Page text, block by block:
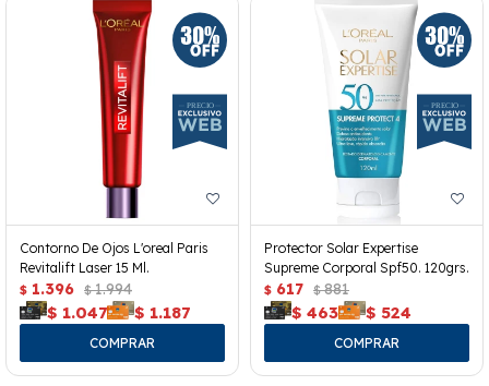
Contorno De Ojos L'oreal Paris
Revitalift Laser 15 Ml.
$ 1.396 $ 1.994
$ 1.047 $ 1.187
Protector Solar Expertise
Supreme Corporal Spf50. 120grs.
$ 617 $ 881
$ 463 $ 524